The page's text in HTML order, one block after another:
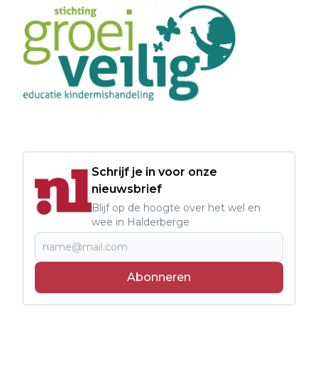
Schrijf je in voor onze
nieuwsbrief
Blijf op de hoogte over het wel en
wee in Halderberge
Abonneren